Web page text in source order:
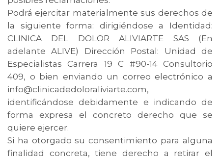
Podrá ejercitar materialmente sus derechos de
la siguiente forma: dirigiéndose a Identidad:
CLINICA DEL DOLOR ALIVIARTE SAS (En
adelante ALIVE) Dirección Postal: Unidad de
Especialistas Carrera 19 C #90-14 Consultorio
409, o bien enviando un correo electrónico a
info@clinicadedoloraliviarte.com,
identificándose debidamente e indicando de
forma expresa el concreto derecho que se
quiere ejercer.
Si ha otorgado su consentimiento para alguna
finalidad concreta, tiene derecho a retirar el